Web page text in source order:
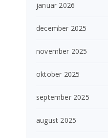
januar 2026
december 2025
november 2025
oktober 2025
september 2025
august 2025